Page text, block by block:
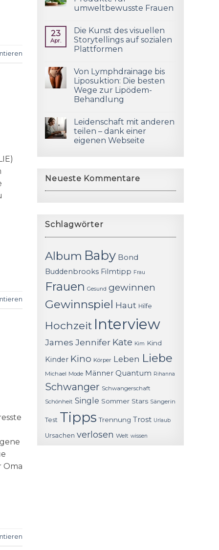
Oma
umweltbewusste Frauen
23
Apr.
Die Kunst des visuellen
Storytellings auf sozialen
Plattformen
Von Lymphdrainage bis
Liposuktion: Die besten
Wege zur Lipödem-
Behandlung
Leidenschaft mit anderen
teilen – dank einer
eigenen Webseite
Neueste Kommentare
Schlagwörter
Album Baby Bond
Buddenbrooks Filmtipp Frau
Frauen Gesund gewinnen
Gewinnspiel Haut Hilfe
Hochzeit Interview
James Jennifer Kate Kim Kind
Kinder Kino Körper Leben Liebe
Michael Mode Männer Quantum Rihanna
Schwanger Schwangerschaft
Schönheit Single Sommer Stars Sängerin
Test Tipps Trennung Trost Urlaub
Ursachen verlosen Welt wissen